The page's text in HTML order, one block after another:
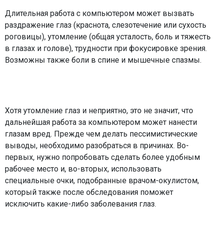
Длительная работа с компьютером может вызвать
раздражение глаз (краснота, слезотечение или сухость
роговицы), утомление (общая усталость, боль и тяжесть
в глазах и голове), трудности при фокусировке зрения.
Возможны также боли в спине и мышечные спазмы.
Хотя утомление глаз и неприятно, это не значит, что
дальнейшая работа за компьютером может нанести
глазам вред. Прежде чем делать пессимистические
выводы, необходимо разобраться в причинах. Во-
первых, нужно попробовать сделать более удобным
рабочее место и, во-вторых, использовать
специальные очки, подобранные врачом-окулистом,
который также после обследования поможет
исключить какие-либо заболевания глаз.